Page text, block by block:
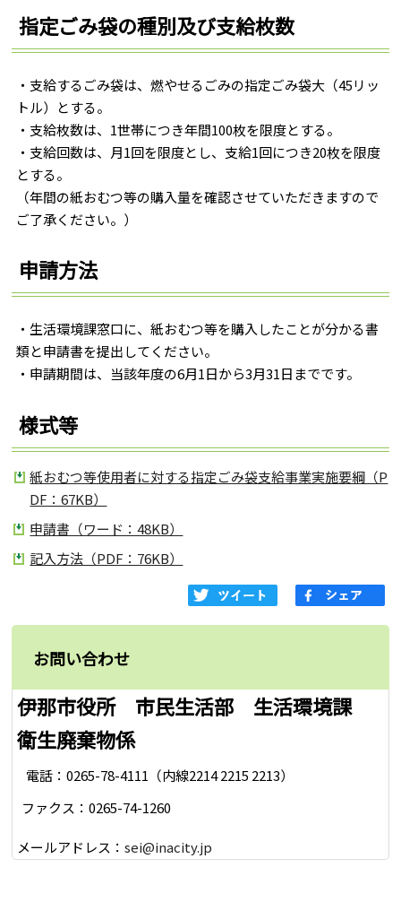
指定ごみ袋の種別及び支給枚数
・支給するごみ袋は、燃やせるごみの指定ごみ袋大（45リッ
トル）とする。
・支給枚数は、1世帯につき年間100枚を限度とする。
・支給回数は、月1回を限度とし、支給1回につき20枚を限度
とする。
（年間の紙おむつ等の購入量を確認させていただきますので
ご了承ください。）
申請方法
・生活環境課窓口に、紙おむつ等を購入したことが分かる書
類と申請書を提出してください。
・申請期間は、当該年度の6月1日から3月31日までです。
様式等
紙おむつ等使用者に対する指定ごみ袋支給事業実施要綱（P
DF：67KB）
申請書（ワード：48KB）
記入方法（PDF：76KB）
お問い合わせ
伊那市役所 市民生活部 生活環境課
衛生廃棄物係
電話：0265-78-4111（内線2214 2215 2213）
ファクス：0265-74-1260
メールアドレス：sei@inacity.jp